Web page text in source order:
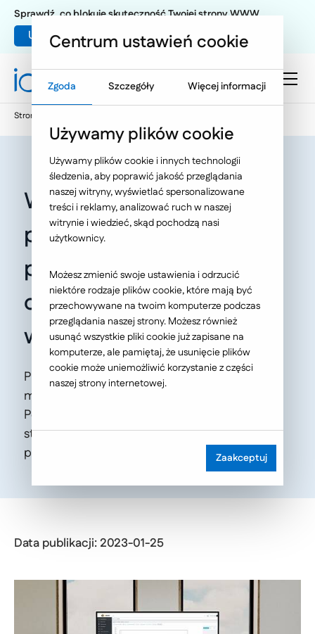
Umów warsztat UX
Sprawdź, co blokuje skuteczność Twojej strony WWW
Strona główna
Wspieraj swój biznes
poprzez wersjonowanie
procesów w
oprogramowaniu
workflow.
Platforma LOGITO została rozbudowana o
mechanizm wersjonowania procesów.
Postawiliśmy na stałość biznesową oraz
stabilne oprogramowanie odpowiedzialne za
pracę przedsiębiorstwa i przepływ informacji.
Data publikacji: 2023-01-25
Centrum ustawień cookie
Zgoda Szczegóły Więcej informacji
Używamy plików cookie
Używamy plików cookie i innych technologii
śledzenia, aby poprawić jakość przeglądania
naszej witryny, wyświetlać spersonalizowane
treści i reklamy, analizować ruch w naszej
witrynie i wiedzieć, skąd pochodzą nasi
użytkownicy.
Możesz zmienić swoje ustawienia i odrzucić
niektóre rodzaje plików cookie, które mają być
przechowywane na twoim komputerze podczas
przeglądania naszej strony. Możesz również
usunąć wszystkie pliki cookie już zapisane na
komputerze, ale pamiętaj, że usunięcie plików
cookie może uniemożliwić korzystanie z części
naszej strony internetowej.
Zaakceptuj